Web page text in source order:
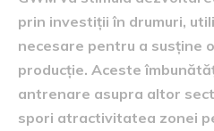
prin investiții în drumuri,
necesare pentru a susține
producție. Aceste
antrenare asupra altor
spori atractivitatea zonei